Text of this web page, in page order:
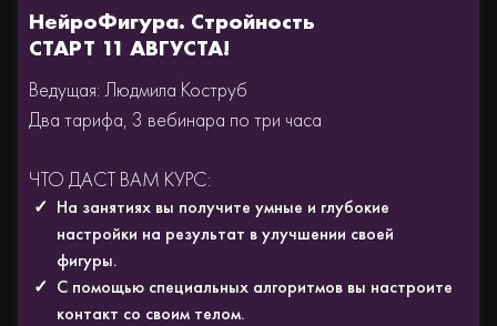
НейроФигура. Стройность
СТАРТ 11 АВГУСТА!
Ведущая: Людмила Коструб
Два тарифа, 3 вебинара по три часа
ЧТО ДАСТ ВАМ КУРС:
На занятиях вы получите умные и глубокие
настройки на результат в улучшении своей
фигуры.
С помощью специальных алгоритмов вы настроите
контакт со своим телом.